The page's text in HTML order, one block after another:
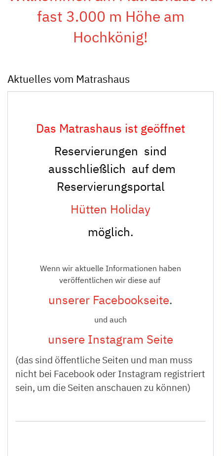
fast 3.000 m Höhe am
Hochkönig!
Aktuelles vom Matrashaus
Das Matrashaus ist geöffnet
Reservierungen sind
ausschließlich auf dem
Reservierungsportal
Hütten Holiday
möglich.
Wenn wir aktuelle Informationen haben
veröffentlichen wir diese auf
unserer Facebookseite.
und auch
unsere Instagram Seite
(das sind öffentliche Seiten und man muss
nicht bei Facebook oder Instagram registriert
sein, um die Seiten anschauen zu können)